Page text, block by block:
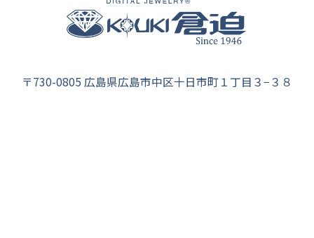
〒730-0805 広島県広島市中区十日市町１丁目３−３８